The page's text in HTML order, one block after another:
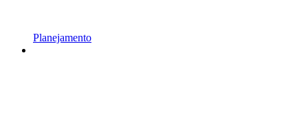
Planejamento